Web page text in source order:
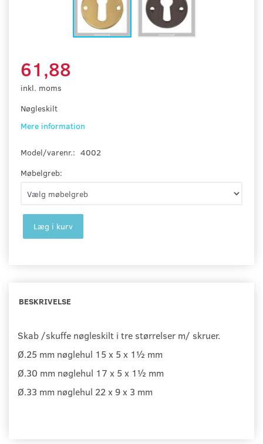
61,88
inkl. moms
Nøgleskilt
Mere information
Model/varenr.: 4002
Møbelgreb:
Læg i kurv
BESKRIVELSE
Skab /skuffe nøgleskilt i tre størrelser m/ skruer.
Ø.25 mm nøglehul 15 x 5 x 1½ mm
Ø.30 mm nøglehul 17 x 5 x 1½ mm
Ø.33 mm nøglehul 22 x 9 x 3 mm